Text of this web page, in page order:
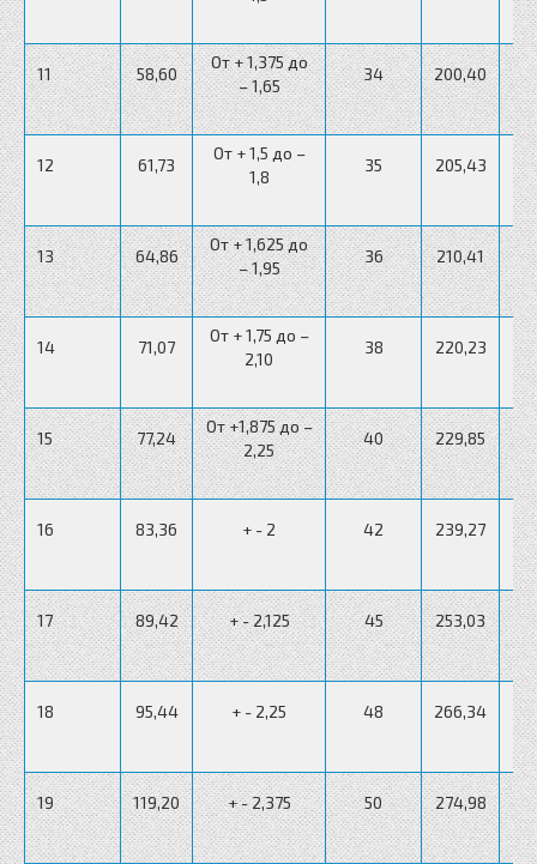
11 58,60
От + 1,375 до
– 1,65
34 200,40
От
12 61,73
От + 1,5 до –
1,8
35 205,43
От
13 64,86
От + 1,625 до
– 1,95
36 210,41
От
14 71,07
От + 1,75 до –
2,10
38 220,23
От
15 77,24
От +1,875 до –
2,25
40 229,85
От
16 83,36 + - 2 42 239,27
От
17 89,42 + - 2,125 45 253,03
От
18 95,44 + - 2,25 48 266,34
От
19 119,20 + - 2,375 50 274,98
От